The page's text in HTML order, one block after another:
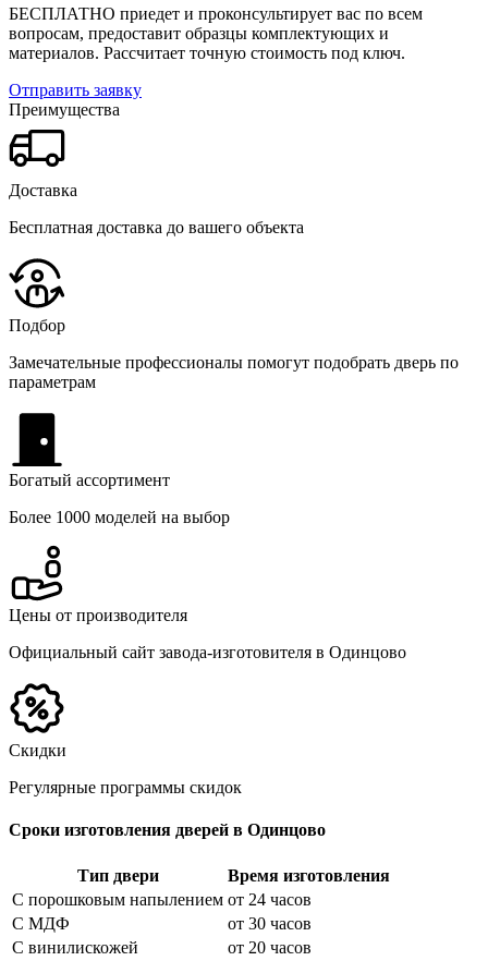
БЕСПЛАТНО приедет и проконсультирует вас по всем
вопросам, предоставит образцы комплектующих и
материалов. Рассчитает точную стоимость под ключ.
Отправить заявку
Преимущества
Доставка
Бесплатная доставка до вашего объекта
Подбор
Замечательные профессионалы помогут подобрать дверь по
параметрам
Богатый ассортимент
Более 1000 моделей на выбор
Цены от производителя
Официальный сайт завода-изготовителя в Одинцово
Скидки
Регулярные программы скидок
Сроки изготовления дверей в Одинцово
Тип двери
Время изготовления
С порошковым напылением от 24 часов
С МДФ
от 30 часов
С винилискожей
от 20 часов